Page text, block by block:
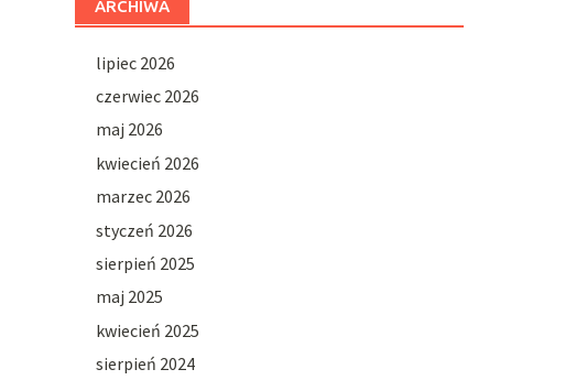
ARCHIWA
lipiec 2026
czerwiec 2026
maj 2026
kwiecień 2026
marzec 2026
styczeń 2026
sierpień 2025
maj 2025
kwiecień 2025
sierpień 2024